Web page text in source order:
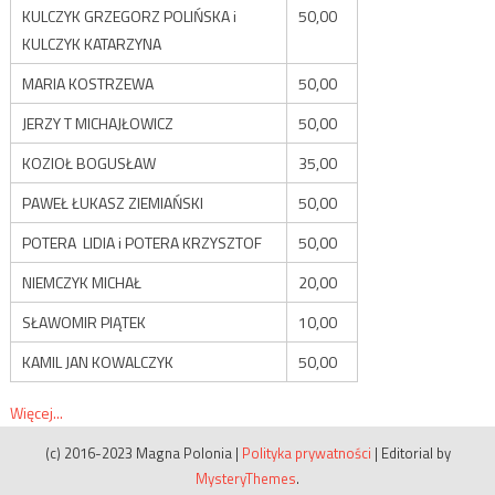
KULCZYK GRZEGORZ POLIŃSKA i
KULCZYK KATARZYNA
50,00
MARIA KOSTRZEWA
50,00
JERZY T MICHAJŁOWICZ
50,00
KOZIOŁ BOGUSŁAW
35,00
PAWEŁ ŁUKASZ ZIEMIAŃSKI
50,00
POTERA LIDIA i POTERA KRZYSZTOF
50,00
NIEMCZYK MICHAŁ
20,00
SŁAWOMIR PIĄTEK
10,00
KAMIL JAN KOWALCZYK
50,00
Więcej...
(c) 2016-2023 Magna Polonia | Polityka prywatności | Editorial by
MysteryThemes.